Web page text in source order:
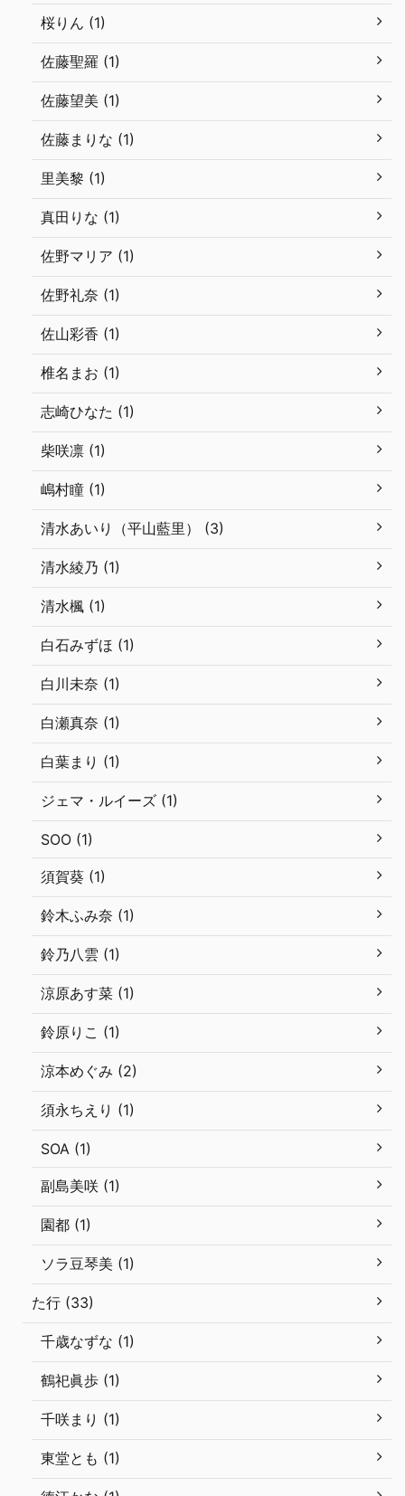
桜りん (1)
佐藤聖羅 (1)
佐藤望美 (1)
佐藤まりな (1)
里美黎 (1)
真田りな (1)
佐野マリア (1)
佐野礼奈 (1)
佐山彩香 (1)
椎名まお (1)
志崎ひなた (1)
柴咲凛 (1)
嶋村瞳 (1)
清水あいり（平山藍里） (3)
清水綾乃 (1)
清水楓 (1)
白石みずほ (1)
白川未奈 (1)
白瀬真奈 (1)
白葉まり (1)
ジェマ・ルイーズ (1)
SOO (1)
須賀葵 (1)
鈴木ふみ奈 (1)
鈴乃八雲 (1)
涼原あす菜 (1)
鈴原りこ (1)
涼本めぐみ (2)
須永ちえり (1)
SOA (1)
副島美咲 (1)
園都 (1)
ソラ豆琴美 (1)
た行 (33)
千歳なずな (1)
鶴祀眞歩 (1)
千咲まり (1)
東堂とも (1)